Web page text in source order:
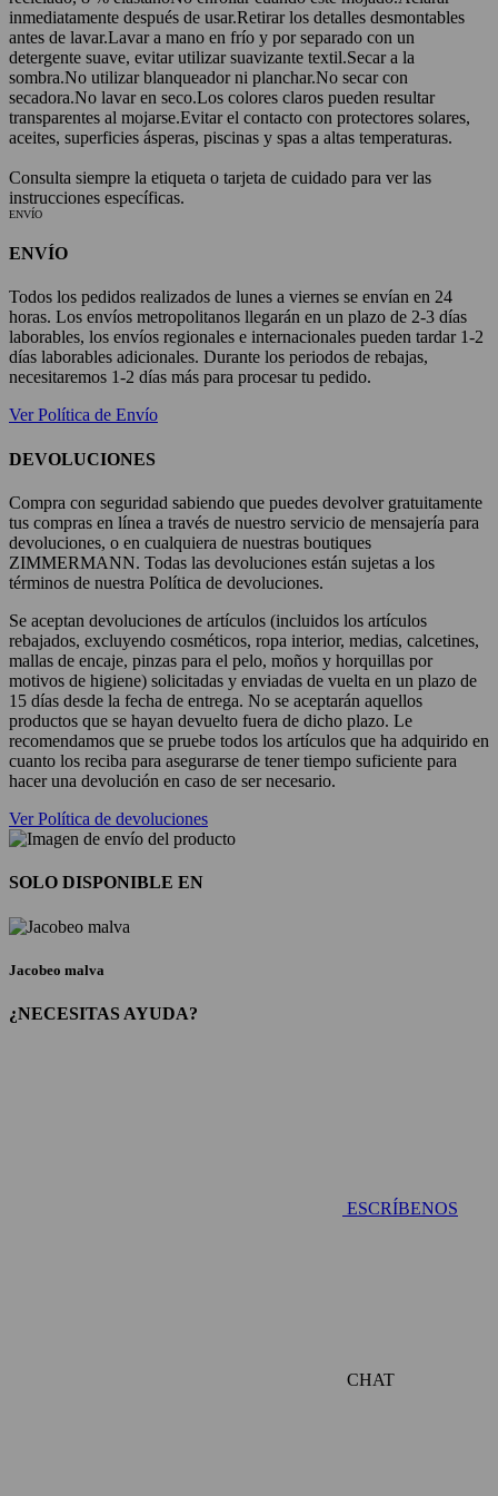
inmediatamente después de usar.Retirar los detalles desmontables
antes de lavar.Lavar a mano en frío y por separado con un
detergente suave, evitar utilizar suavizante textil.Secar a la
sombra.No utilizar blanqueador ni planchar.No secar con
secadora.No lavar en seco.Los colores claros pueden resultar
transparentes al mojarse.Evitar el contacto con protectores solares,
aceites, superficies ásperas, piscinas y spas a altas temperaturas.
Consulta siempre la etiqueta o tarjeta de cuidado para ver las
instrucciones específicas.
ENVÍO
ENVÍO
Todos los pedidos realizados de lunes a viernes se envían en 24
horas. Los envíos metropolitanos llegarán en un plazo de 2-3 días
laborables, los envíos regionales e internacionales pueden tardar 1-2
días laborables adicionales. Durante los periodos de rebajas,
necesitaremos 1-2 días más para procesar tu pedido.
Ver Política de Envío
DEVOLUCIONES
Compra con seguridad sabiendo que puedes devolver gratuitamente
tus compras en línea a través de nuestro servicio de mensajería para
devoluciones, o en cualquiera de nuestras boutiques
ZIMMERMANN. Todas las devoluciones están sujetas a los
términos de nuestra Política de devoluciones.
Se aceptan devoluciones de artículos (incluidos los artículos
rebajados, excluyendo cosméticos, ropa interior, medias, calcetines,
mallas de encaje, pinzas para el pelo, moños y horquillas por
motivos de higiene) solicitadas y enviadas de vuelta en un plazo de
15 días desde la fecha de entrega. No se aceptarán aquellos
productos que se hayan devuelto fuera de dicho plazo. Le
recomendamos que se pruebe todos los artículos que ha adquirido en
cuanto los reciba para asegurarse de tener tiempo suficiente para
hacer una devolución en caso de ser necesario.
Ver Política de devoluciones
SOLO DISPONIBLE EN
Jacobeo malva
¿NECESITAS AYUDA?
ESCRÍBENOS
CHAT